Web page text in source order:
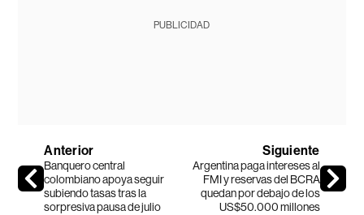
PUBLICIDAD
Anterior
Banquero central
colombiano apoya seguir
subiendo tasas tras la
sorpresiva pausa de julio
Siguiente
Argentina paga intereses al
FMI y reservas del BCRA
quedan por debajo de los
US$50.000 millones